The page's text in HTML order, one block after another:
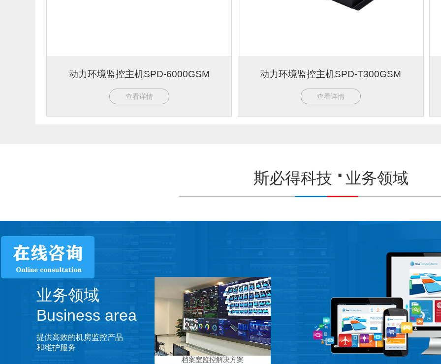
动力环境监控主机SPD-6000GSM
查看详情
动力环境监控主机SPD-T300GSM
查看详情
斯必得科技 业务领域
业务领域
Business area
提供高效的机房监控产品
和维护服务
档案室监控解决方案